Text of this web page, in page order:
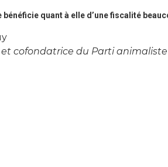
bénéficie quant à elle d’une fiscalité
cofondatrice du Parti animaliste